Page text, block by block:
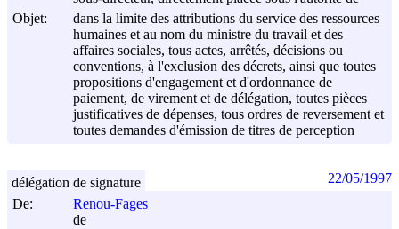
Objet:
dans la limite des attributions du service des ressources
humaines et au nom du ministre du travail et des
affaires sociales, tous actes, arrêtés, décisions ou
conventions, à l'exclusion des décrets, ainsi que toutes
propositions d'engagement et d'ordonnance de
paiement, de virement et de délégation, toutes pièces
justificatives de dépenses, tous ordres de reversement et
toutes demandes d'émission de titres de perception
De:
Renou-Fages
de
délégation de signature 22/05/1997